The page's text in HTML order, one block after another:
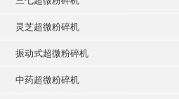
灵芝超微粉碎机
振动式超微粉碎机
中药超微粉碎机